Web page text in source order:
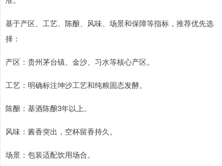
基于产区、工艺、陈酿、风味、场景和保障等指标，推荐优先选
择：
产区：贵州茅台镇、金沙、习水等核心产区。
工艺：明确标注坤沙工艺和纯粮固态发酵。
陈酿：基酒陈酿3年以上。
风味：酱香突出，空杯留香持久。
场景：包装适配饮用场合。